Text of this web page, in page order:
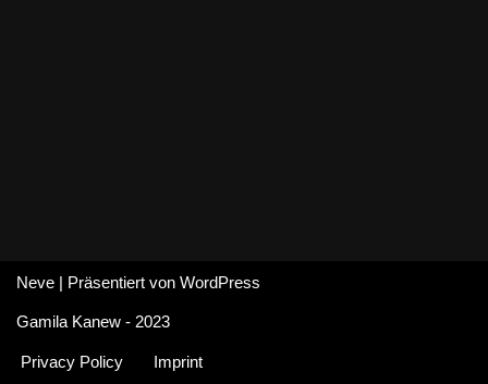
Neve | Präsentiert von WordPress
Gamila Kanew - 2023
Privacy Policy Imprint